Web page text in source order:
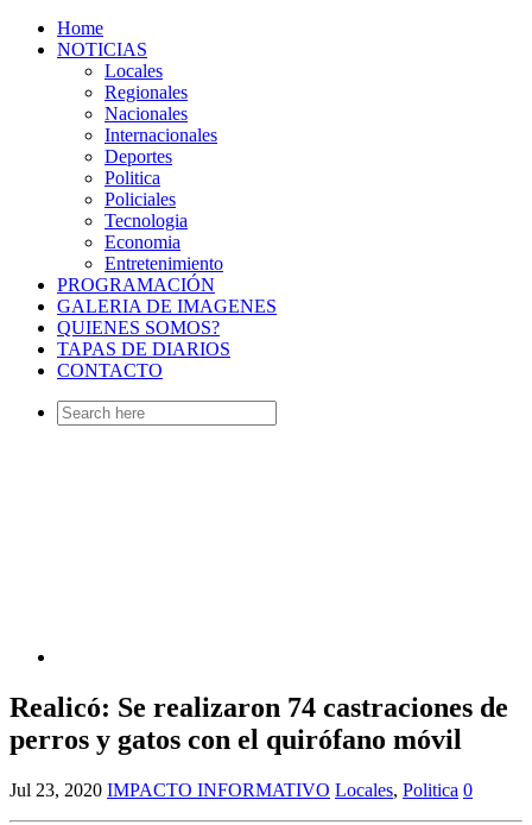
Home
NOTICIAS
Locales
Regionales
Nacionales
Internacionales
Deportes
Politica
Policiales
Tecnologia
Economia
Entretenimiento
PROGRAMACIÓN
GALERIA DE IMAGENES
QUIENES SOMOS?
TAPAS DE DIARIOS
CONTACTO
Search
for:
Realicó: Se realizaron 74 castraciones de
perros y gatos con el quirófano móvil
Jul 23, 2020 IMPACTO INFORMATIVO Locales, Politica 0